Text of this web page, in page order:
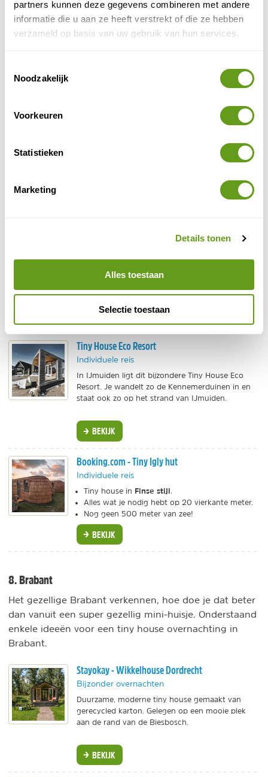
partners kunnen deze gegevens combineren met andere
informatie die u aan ze heeft verstrekt of die ze hebben
verzameld op basis van uw gebruik van hun services.
Noodzakelijk
Voorkeuren
Statistieken
Marketing
Details tonen
Alles toestaan
Selectie toestaan
Booking.com - Wellness Tiny House
Individuele reis
inloop-regendouche + terras met gedeelde sauna
met tropische tuin.
Er waren zoveel pareltjes te vinden in Noord-Holland
dat het moeilijk was om te kiezen. Veel tiny houses in
Tiny House Eco Resort
Individuele reis
In IJmuiden ligt dit bijzondere Tiny House Eco
Resort. Je wandelt zo de Kennemerduinen in en
staat ook zo op het strand van IJmuiden.
BEKIJK
Booking.com - Tiny Igly hut
Individuele reis
Tiny house in Finse stijl
Alles wat je nodig hebt op 20 vierkante meter.
Nog geen 500 meter van zee!
BEKIJK
8. Brabant
Het gezellige Brabant verkennen, hoe doe je dat beter
dan vanuit een super gezellig mini-huisje. Onderstaand
enkele ideeën voor een tiny house overnachting in
Brabant.
Stayokay - Wikkelhouse Dordrecht
Bijzonder overnachten
Duurzame, moderne tiny house gemaakt van
gerecycled karton. Gelegen op een mooie plek
aan de rand van de Biesbosch.
BEKIJK